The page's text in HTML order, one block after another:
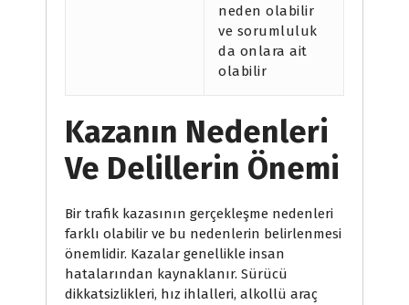
neden olabilir
ve sorumluluk
da onlara ait
olabilir
Kazanın Nedenleri
Ve Delillerin Önemi
Bir trafik kazasının gerçekleşme nedenleri
farklı olabilir ve bu nedenlerin belirlenmesi
önemlidir. Kazalar genellikle insan
hatalarından kaynaklanır. Sürücü
dikkatsizlikleri, hız ihlalleri, alkollü araç